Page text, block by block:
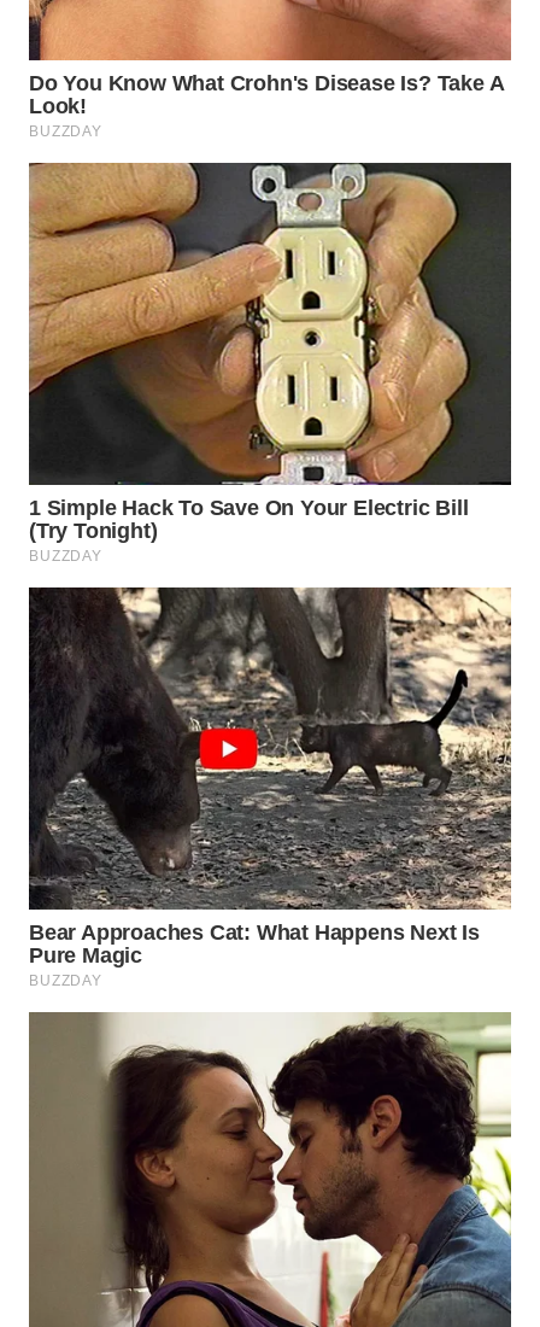
SAMOSIR
WN
LAWAS
WN
SUMEDANG
WN
CIANJUR
WN
TANGERANG
WN
BINJAI
WN
CIREBON
WN
INDRAMAYU
WN
KUNINGAN
WN
MAJALENGKA
PURWAKARTA